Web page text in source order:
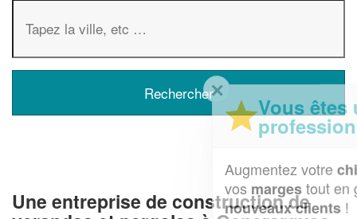
Une entreprise de construction de
Vous êtes un
professionnel ?
chiffre d'affaireset
tout en gagnant de
nouveaux clients!